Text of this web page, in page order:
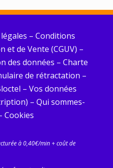
–Conditions
et de Vente (CGUV) –
des données –Charte
de rétractation –
–Vos données
– Qui sommes-
Cookies
à 0,40€/min + coût de